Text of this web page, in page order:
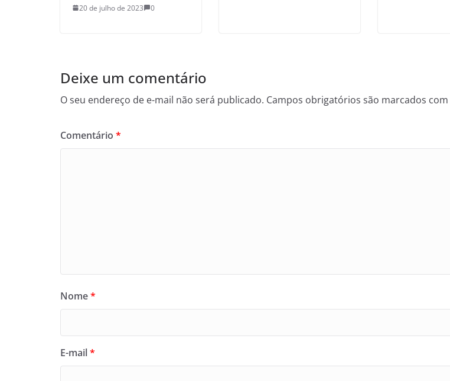
20 de julho de 2023 0
Deixe um comentário
O seu endereço de e-mail não será publicado. Campos obrigatórios são marcados com
Comentário *
Nome*
E-mail*